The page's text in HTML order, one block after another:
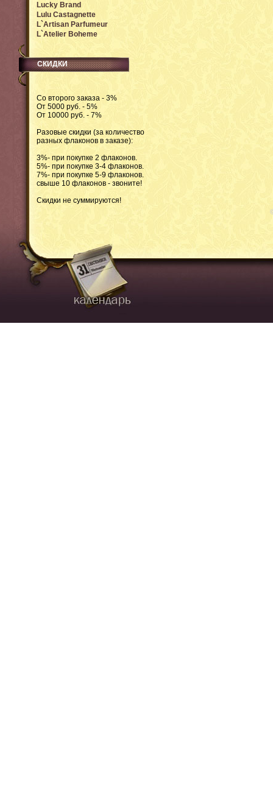
Lucky Brand
Lulu Castagnette
L`Artisan Parfumeur
L`Atelier Boheme
СКИДКИ
Со второго заказа - 3%
От 5000 руб. - 5%
От 10000 руб. - 7%
Разовые скидки (за количество
разных флаконов в заказе):
3%- при покупке 2 флаконов.
5%- при покупке 3-4 флаконов.
7%- при покупке 5-9 флаконов.
свыше 10 флаконов - звоните!
Скидки не суммируются!